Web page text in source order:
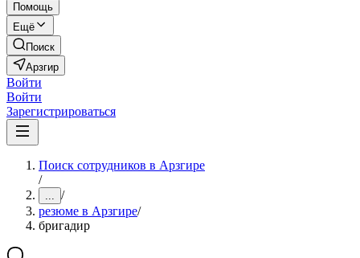
Помощь
Ещё
Поиск
Арзгир
Войти
Войти
Зарегистрироваться
Поиск сотрудников в Арзгире
/
... /
резюме в Арзгире/
бригадир